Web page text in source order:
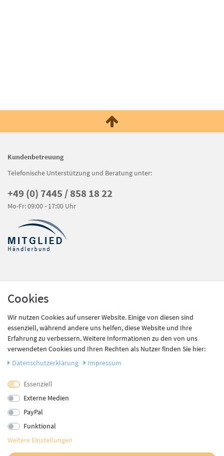
Kundenbetreuung
Telefonische Unterstützung und Beratung unter:
+49 (0) 7445 / 858 18 22
Mo-Fr: 09:00 - 17:00 Uhr
Kontakt
Zahlung und Versand
Widerrufsrecht
Batteriegesetz
Information
Newsletter
AGB
Impressum
Vertrag widerrufen
Cookies
Wir nutzen Cookies auf unserer Website. Einige von diesen sind
essenziell, während andere uns helfen, diese Website und Ihre
Erfahrung zu verbessern. Weitere Informationen zu den von uns
verwendeten Cookies und Ihren Rechten als Nutzer finden Sie hier:
Daten­schutz­erklärung
Impressum
Essenziell
Externe Medien
PayPal
Funktional
Weitere Einstellungen